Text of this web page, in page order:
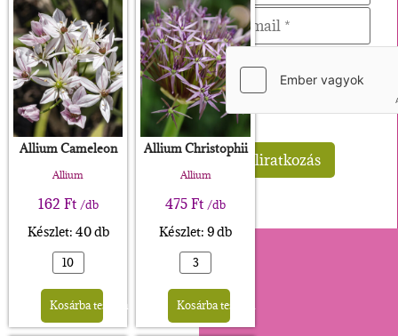
Allium Cameleon
Allium
162 Ft /db
Készlet: 40 db
Kosárba teszem
Alternative:
Allium Christophii
Allium
475Ft /db
Készlet: 9 db
Kosárba teszem